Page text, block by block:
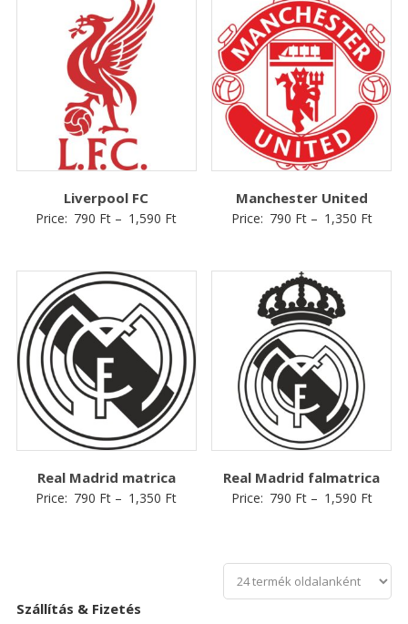
Liverpool FC
Price: 790 Ft – 1,590 Ft
Manchester United
Price: 790 Ft– 1,350 Ft
Real Madrid matrica
Price: 790 Ft – 1,350 Ft
Real Madrid falmatrica
Price: 790 Ft– 1,590 Ft
Szállítás & Fizetés